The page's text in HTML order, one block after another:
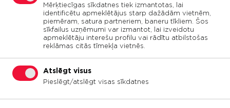
terasēm.
Telefons: +371 29247350
Mērķtiecīgas sīkdatnes tiek izmantotas, lai
identificētu apmeklētājus starp dažādām vietnēm,
piemēram, satura partneriem, baneru tīkliem. Šos
sīkfailus uzņēmumi var izmantot, lai izveidotu
apmeklētāju interešu profilu vai rādītu atbilstošas
reklāmas citās tīmekļa vietnēs.
Atslēgt visus
Pieslēgt/atslēgt visas sīkdatnes